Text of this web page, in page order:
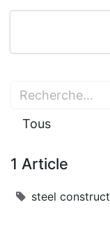
Tous
1 Article
steel